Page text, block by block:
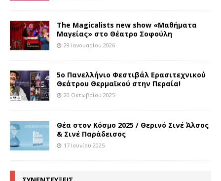
The Magicalists new show «Μαθήματα
Μαγείας» στο Θέατρο Σοφούλη
29 Ιανουαρίου 2026
5ο Πανελλήνιο Φεστιβάλ Ερασιτεχνικού
Θεάτρου Θερμαϊκού στην Περαία!
20 Οκτωβρίου 2025
Θέα στον Κόσμο 2025 / Θερινό Σινέ Άλσος
& Σινέ Παράδεισος
17 Ιουνίου 2025